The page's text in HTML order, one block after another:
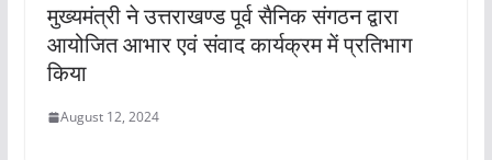
मुख्यमंत्री ने उत्तराखण्ड पूर्व सैनिक संगठन द्वारा
आयोजित आभार एवं संवाद कार्यक्रम में प्रतिभाग
किया
August 12, 2024